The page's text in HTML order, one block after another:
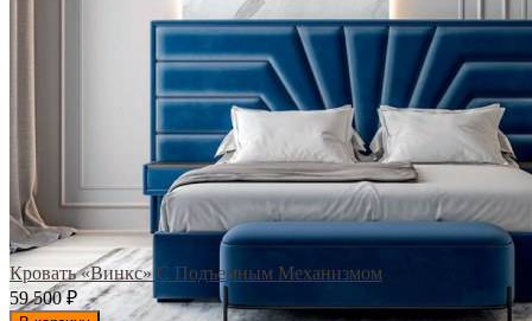
Кровать «Винкс» С Подъемным Механизмом
59 500₽